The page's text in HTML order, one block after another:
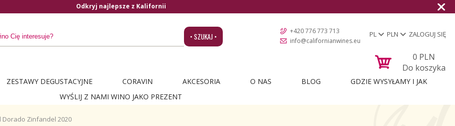
Odkryj najlepsze z Kalifornii
• SZUKAJ •
+420 776 773 713
info@californianwines.eu
PL PLN ZALOGUJ SIĘ
0 PLN
Do koszyka
ZESTAWY DEGUSTACYJNE CORAVIN AKCESORIA O NAS BLOG
GDZIE WYSYŁAMY I JAK
WYŚLIJ Z NAMI WINO JAKO PREZENT
Dorado Zinfandel 2020